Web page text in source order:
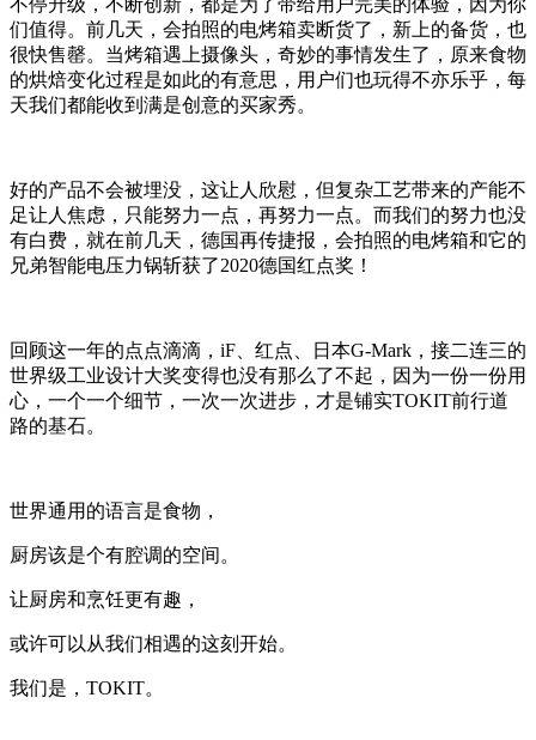
们值得。前几天，会拍照的电烤箱卖断货了，新上的备货，也
很快售罄。当烤箱遇上摄像头，奇妙的事情发生了，原来食物
的烘焙变化过程是如此的有意思，用户们也玩得不亦乐乎，每
天我们都能收到满是创意的买家秀。
好的产品不会被埋没，这让人欣慰，但复杂工艺带来的产能不
足让人焦虑，只能努力一点，再努力一点。而我们的努力也没
有白费，就在前几天，德国再传捷报，会拍照的电烤箱和它的
兄弟智能电压力锅斩获了2020德国红点奖！
回顾这一年的点点滴滴，iF、红点、日本G-Mark，接二连三的
世界级工业设计大奖变得也没有那么了不起，因为一份一份用
心，一个一个细节，一次一次进步，才是铺实TOKIT前行道
路的基石。
世界通用的语言是食物，
厨房该是个有腔调的空间。
让厨房和烹饪更有趣，
或许可以从我们相遇的这刻开始。
我们是，TOKIT。